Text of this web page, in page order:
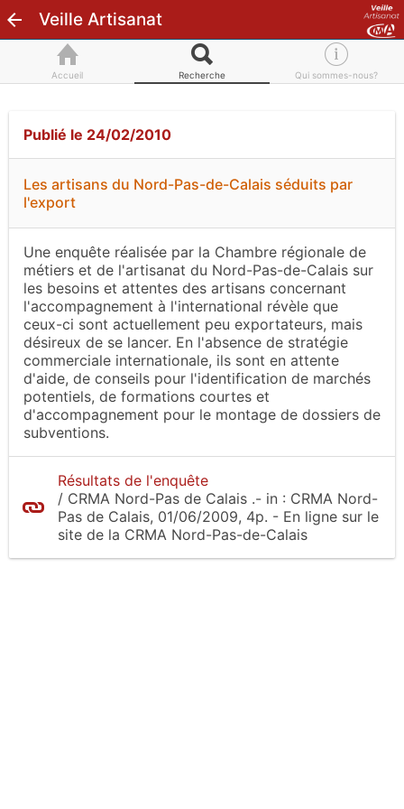
Veille Artisanat
Accueil Recherche Qui sommes-nous?
Publié le 24/02/2010
Les artisans du Nord-Pas-de-Calais séduits par
l'export
Une enquête réalisée par la Chambre régionale de
métiers et de l'artisanat du Nord-Pas-de-Calais sur
les besoins et attentes des artisans concernant
l'accompagnement à l'international révèle que
ceux-ci sont actuellement peu exportateurs, mais
désireux de se lancer. En l'absence de stratégie
commerciale internationale, ils sont en attente
d'aide, de conseils pour l'identification de marchés
potentiels, de formations courtes et
d'accompagnement pour le montage de dossiers de
subventions.
Résultats de l'enquête
/ CRMA Nord-Pas de Calais .- in : CRMA Nord-
Pas de Calais, 01/06/2009, 4p. - En ligne sur le
site de la CRMA Nord-Pas-de-Calais